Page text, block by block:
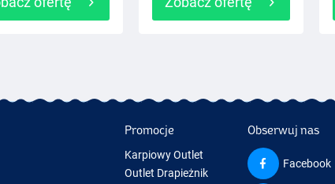
Promocje
Karpiowy Outlet
Outlet Drapieżnik
Obserwuj nas
Facebook